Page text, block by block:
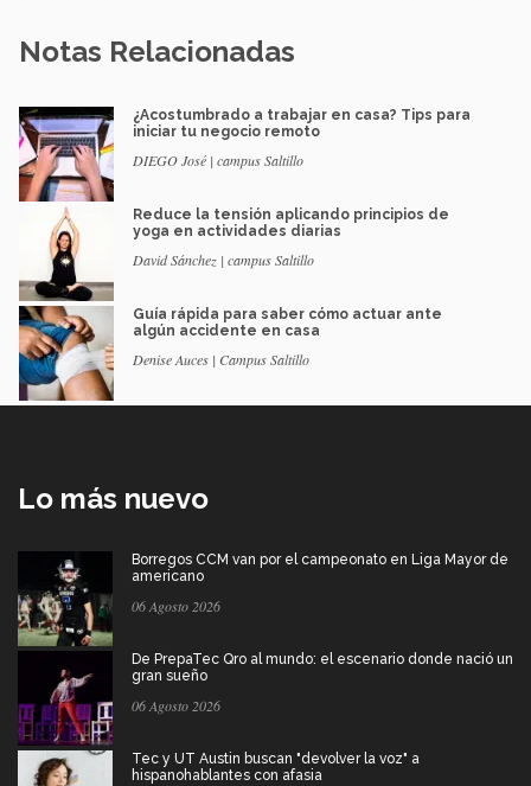
Notas Relacionadas
¿Acostumbrado a trabajar en casa? Tips para
iniciar tu negocio remoto
DIEGO José | campus Saltillo
Reduce la tensión aplicando principios de
yoga en actividades diarias
David Sánchez | campus Saltillo
Guía rápida para saber cómo actuar ante
algún accidente en casa
Denise Auces | Campus Saltillo
Lo más nuevo
Borregos CCM van por el campeonato en Liga Mayor de
americano
06 Agosto 2026
De PrepaTec Qro al mundo: el escenario donde nació un
gran sueño
06 Agosto 2026
Tec y UT Austin buscan "devolver la voz" a
hispanohablantes con afasia